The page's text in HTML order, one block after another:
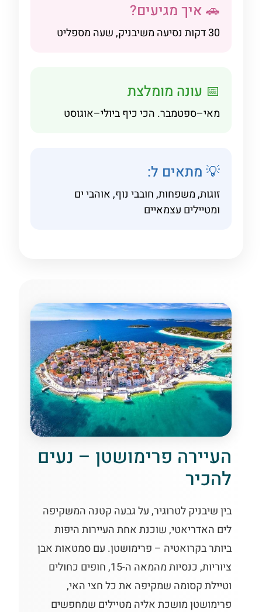
🚗 איך מגיעים?
30 דקות נסיעה משיבניק, שעה מספליט
📅 עונה מומלצת
מאי–ספטמבר. הכי כיף ביולי–אוגוסט
💡 מתאים ל:
זוגות, משפחות, חובבי נוף, אוהבי ים
ומטיילים עצמאיים
העיירה פרימושטן – נעים
להכיר
בין שיבניק לטרוגיר, על גבעה קטנה המשקיפה
לים האדריאטי, שוכנת אחת העיירות היפות
ביותר בקרואטיה – פרימושטן. עם סמטאות אבן
ציוריות, כנסיות מהמאה ה-15, חופים כחולים
וטיילת קסומה שמקיפה את כל חצי האי,
פרימושטן מושכת אליה מטיילים שמחפשים